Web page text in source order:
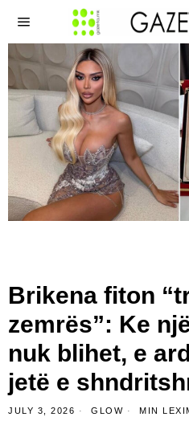
Brikena fiton
zemrës”: Ke
nuk blihet, e
jetë e
JULY 3, 2026 GLOW MIN